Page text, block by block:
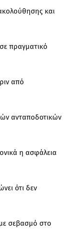
και
πραγματικό
από
ανταποδοτικών
η ασφάλεια
ότι δεν
με σεβασμό στο